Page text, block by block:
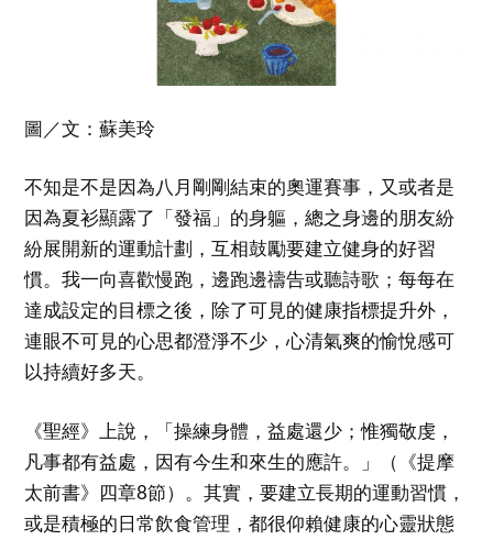
圖／文：蘇美玲
不知是不是因為八月剛剛結束的奧運賽事，又或者是
因為夏衫顯露了「發福」的身軀，總之身邊的朋友紛
紛展開新的運動計劃，互相鼓勵要建立健身的好習
慣。我一向喜歡慢跑，邊跑邊禱告或聽詩歌；每每在
達成設定的目標之後，除了可見的健康指標提升外，
連眼不可見的心思都澄淨不少，心清氣爽的愉悅感可
以持續好多天。
《聖經》上說，「操練身體，益處還少；惟獨敬虔，
凡事都有益處，因有今生和來生的應許。」（《提摩
太前書》四章8節）。其實，要建立長期的運動習慣，
或是積極的日常飲食管理，都很仰賴健康的心靈狀態